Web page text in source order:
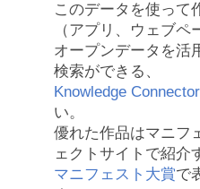
このデータを使って
（アプリ、ウェブペ
オープンデータを活
検索ができる、
Knowledge Connector
い。
優れた作品はマニフ
ェクトサイトで紹介
マニフェスト大賞で